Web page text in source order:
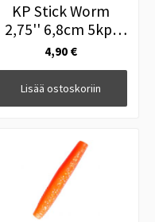
KP Stick Worm
2,75'' 6,8cm 5kpl
040
4,90 €
Lisää ostoskoriin